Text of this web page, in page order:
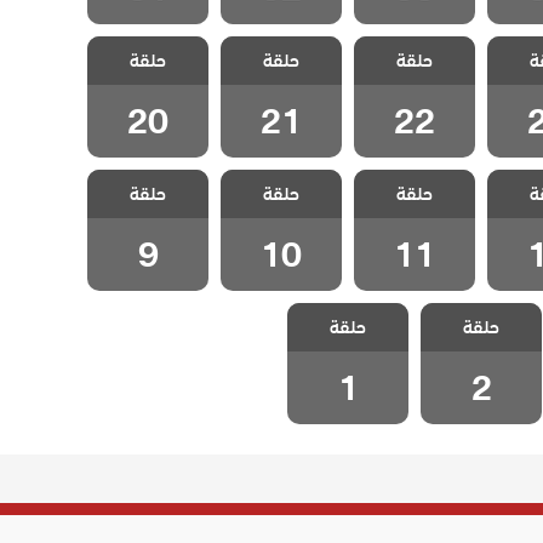
تشاء
مسلسل لتأتي
الحياة كما تشاء
الحلقة 22
حلقة
22
مسلسل لتأتي
الحياة كما تشاء
الحلقة 21
حلقة
21
مسلسل لتأتي
الحياة كما تشاء
الحلقة 20
حلقة
20
تشاء
مسلسل لتأتي
الحياة كما تشاء
الحلقة 11
حلقة
11
مسلسل لتأتي
الحياة كما تشاء
الحلقة 10
حلقة
10
مسلسل لتأتي
الحياة كما تشاء
الحلقة 9
حلقة
9
مسلسل لتأتي
الحياة كما تشاء
الحلقة 2
حلقة
2
مسلسل لتأتي
الحياة كما تشاء
الحلقة 1
حلقة
1